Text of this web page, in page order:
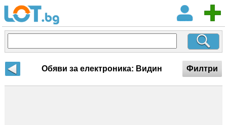
Обяви за електроника: Видин Филтри